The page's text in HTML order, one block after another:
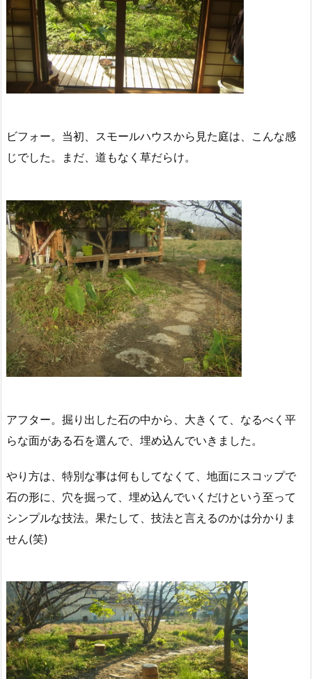
ビフォー。当初、スモールハウスから見た庭は、こんな感
じでした。まだ、道もなく草だらけ。
アフター。掘り出した石の中から、大きくて、なるべく平
らな面がある石を選んで、埋め込んでいきました。
やり方は、特別な事は何もしてなくて、地面にスコップで
石の形に、穴を掘って、埋め込んでいくだけという至って
シンプルな技法。果たして、技法と言えるのかは分かりま
せん(笑)